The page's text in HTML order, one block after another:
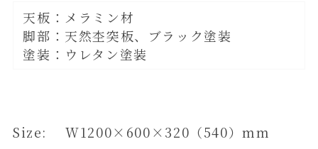
天板：メラミン材
脚部：天然杢突板、ブラック塗装
塗装：ウレタン塗装
Size: W1200×600×320（540）mm